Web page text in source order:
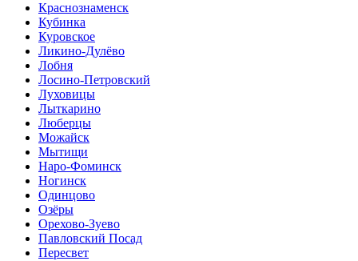
Краснознаменск
Кубинка
Куровское
Ликино-Дулёво
Лобня
Лосино-Петровский
Луховицы
Лыткарино
Люберцы
Можайск
Мытищи
Наро-Фоминск
Ногинск
Одинцово
Озёры
Орехово-Зуево
Павловский Посад
Пересвет